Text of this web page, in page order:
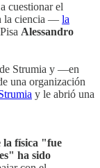
cuestionar el
la ciencia — la
Alessandro
Strumia y —en
una organización
y le abrió una
la física "fue
ha sido